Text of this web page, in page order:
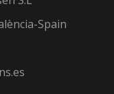
Spain